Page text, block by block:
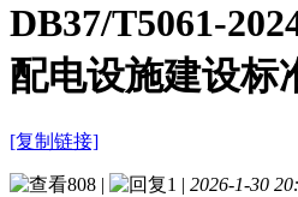
DB37/T5061-
配电设施建设标
[复制链接]
808 | 1 | 2026-1-30